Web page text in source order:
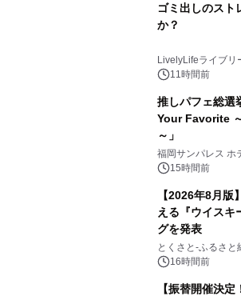
ゴミ出しのスト
か？
LivelyLifeライブリ
11時間前
推しパフェ総選
Your Favorite
～」
福岡サンパレス ホ
15時間前
【2026年8月版
える『ウイスキ
グを発表
とくさと-ふるさ
16時間前
【振替開催決